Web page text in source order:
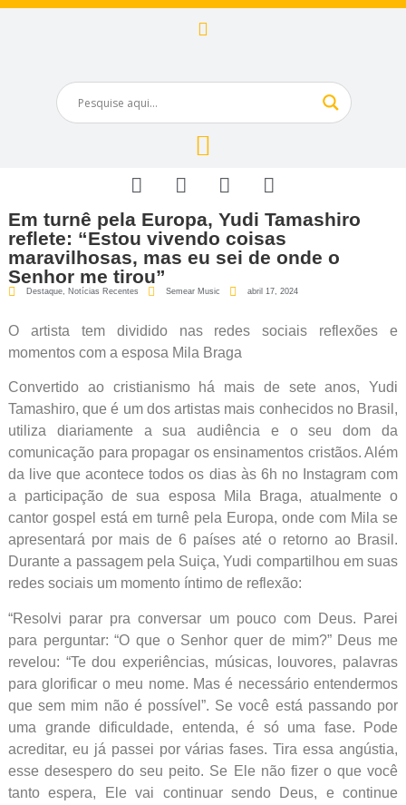
Em turnê pela Europa, Yudi Tamashiro
reflete: “Estou vivendo coisas
maravilhosas, mas eu sei de onde o
Senhor me tirou”
Destaque, Notícias Recentes Semear Music abril 17, 2024
O artista tem dividido nas redes sociais reflexões e
momentos com a esposa Mila Braga
Convertido ao cristianismo há mais de sete anos, Yudi
Tamashiro, que é um dos artistas mais conhecidos no Brasil,
utiliza diariamente a sua audiência e o seu dom da
comunicação para propagar os ensinamentos cristãos. Além
da live que acontece todos os dias às 6h no Instagram com
a participação de sua esposa Mila Braga, atualmente o
cantor gospel está em turnê pela Europa, onde com Mila se
apresentará por mais de 6 países até o retorno ao Brasil.
Durante a passagem pela Suiça, Yudi compartilhou em suas
redes sociais um momento íntimo de reflexão:
“Resolvi parar pra conversar um pouco com Deus. Parei
para perguntar: “O que o Senhor quer de mim?” Deus me
revelou: “Te dou experiências, músicas, louvores, palavras
para glorificar o meu nome. Mas é necessário entendermos
que sem mim não é possível”. Se você está passando por
uma grande dificuldade, entenda, é só uma fase. Pode
acreditar, eu já passei por várias fases. Tira essa angústia,
esse desespero do seu peito. Se Ele não fizer o que você
tanto espera, Ele vai continuar sendo Deus, e continue